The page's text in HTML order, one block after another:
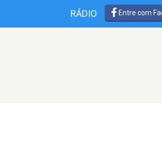
RÁDIO Entre com